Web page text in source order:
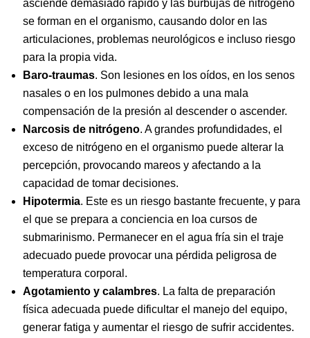
asciende demasiado rápido y las burbujas de nitrógeno
se forman en el organismo, causando dolor en las
articulaciones, problemas neurológicos e incluso riesgo
para la propia vida.
Baro-traumas. Son lesiones en los oídos, en los senos
nasales o en los pulmones debido a una mala
compensación de la presión al descender o ascender.
Narcosis de nitrógeno. A grandes profundidades, el
exceso de nitrógeno en el organismo puede alterar la
percepción, provocando mareos y afectando a la
capacidad de tomar decisiones.
Hipotermia. Este es un riesgo bastante frecuente, y para
el que se prepara a conciencia en loa cursos de
submarinismo. Permanecer en el agua fría sin el traje
adecuado puede provocar una pérdida peligrosa de
temperatura corporal.
Agotamiento y calambres. La falta de preparación
física adecuada puede dificultar el manejo del equipo,
generar fatiga y aumentar el riesgo de sufrir accidentes.